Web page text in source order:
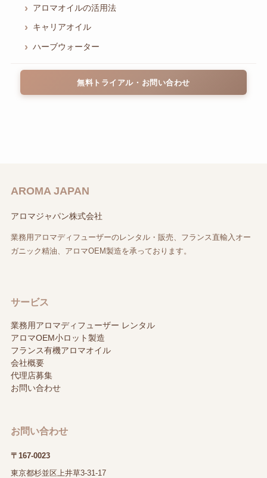
アロマオイルの活用法
キャリアオイル
ハーブウォーター
無料トライアル・お問い合わせ
AROMA JAPAN
アロマジャパン株式会社
業務用アロマディフューザーのレンタル・販売、フランス直輸入オー
ガニック精油、アロマOEM製造を承っております。
サービス
業務用アロマディフューザー レンタル
アロマOEM小ロット製造
フランス有機アロマオイル
会社概要
代理店募集
お問い合わせ
お問い合わせ
〒167-0023
東京都杉並区上井草3-31-17